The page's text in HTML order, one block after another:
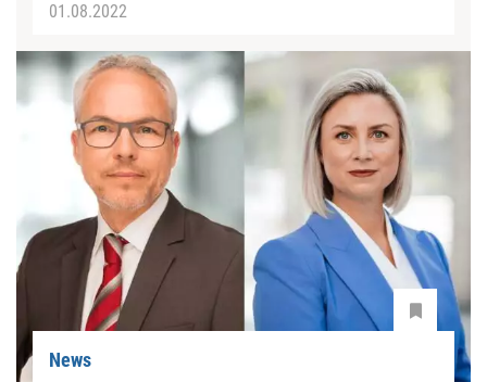
01.08.2022
News